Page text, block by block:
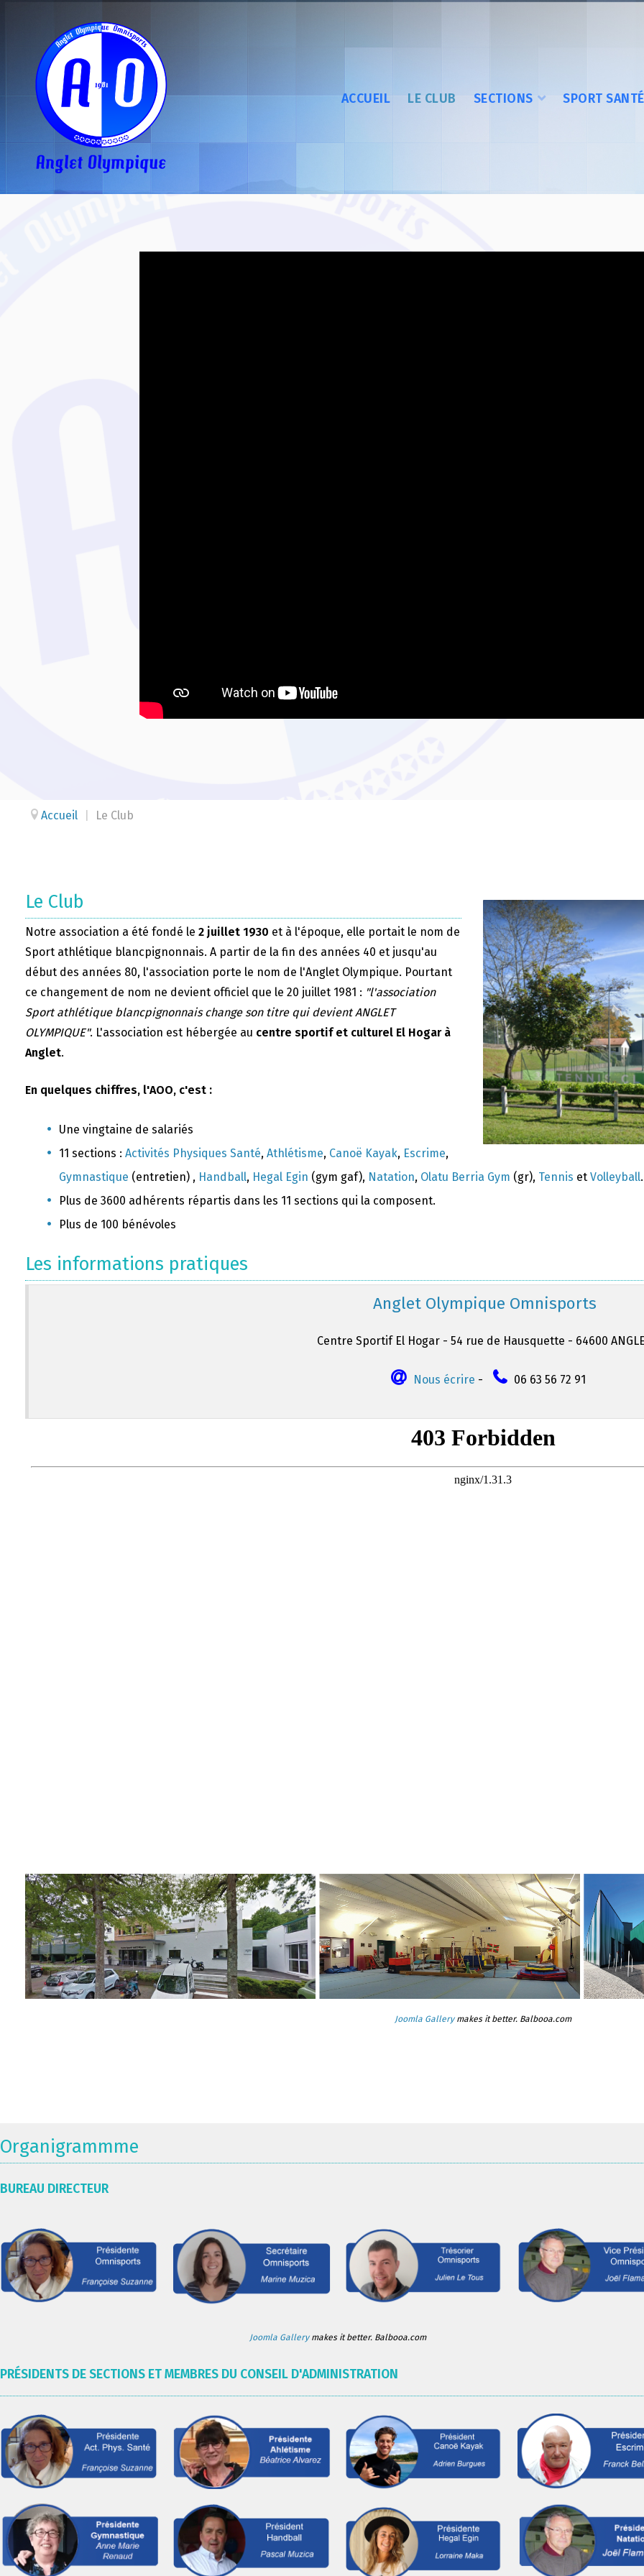
ACCUEIL LE CLUB SECTIONS SPORT SANTÉ
Accueil Le Club
Le Club
Notre association a été fondé le 2 juillet 1930 et à l'époque, elle portait le nom de
Sport athlétique blancpignonnais. A partir de la fin des années 40 et jusqu'au
début des années 80, l'association porte le nom de l'Anglet Olympique. Pourtant
ce changement de nom ne devient officiel que le 20 juillet 1981 : "l'association
Sport athlétique blancpignonnais change son titre qui devient ANGLET
OLYMPIQUE". L'association est hébergée au centre sportif et culturel El Hogar à
Anglet.
En quelques chiffres, l'AOO, c'est :
Une vingtaine de salariés
11 sections : Activités Physiques Santé, Athlétisme, Canoë Kayak, Escrime,
Gymnastique (entretien) , Handball, Hegal Egin (gym gaf), Natation, Olatu Berria Gym (gr), Tennis et Volleyball.
Plus de 3600 adhérents répartis dans les 11 sections qui la composent.
Plus de 100 bénévoles
Les informations pratiques
Anglet Olympique Omnisports
Centre Sportif El Hogar - 54 rue de Hausquette - 64600
Nous écrire - 06 63 56 72 91
Joomla Gallerymakes it better. Balbooa.com
Organigrammme
BUREAU DIRECTEUR
Joomla Gallerymakes it better. Balbooa.com
PRÉSIDENTS DE SECTIONS ET MEMBRES DU CONSEIL D'ADMINISTRATION